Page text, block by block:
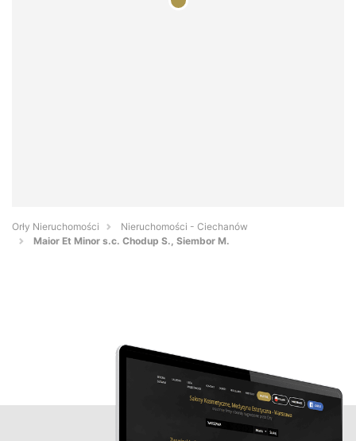
Orły Nieruchomości
Nieruchomości - Ciechanów
Maior Et Minor s.c. Chodup S., Siembor M.